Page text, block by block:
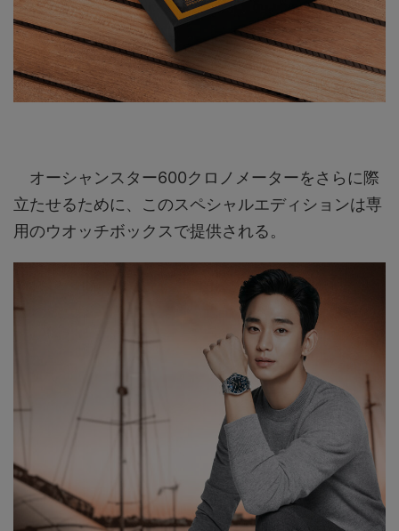
オーシャンスター600クロノメーターをさらに際
立たせるために、このスペシャルエディションは専
用のウオッチボックスで提供される。